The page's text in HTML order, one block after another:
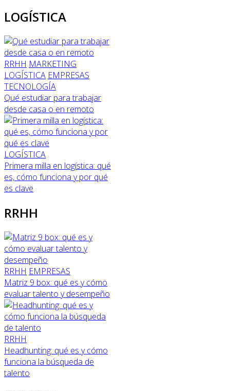
LOGÍSTICA
RRHH MARKETING
LOGÍSTICA EMPRESAS
TECNOLOGÍA
Qué estudiar para trabajar
desde casa o en remoto
LOGÍSTICA
Primera milla en logística: qué
es, cómo funciona y por qué
es clave
RRHH
RRHH EMPRESAS
Matriz 9 box: qué es y cómo
evaluar talento y desempeño
RRHH
Headhunting: qué es y cómo
funciona la búsqueda de
talento